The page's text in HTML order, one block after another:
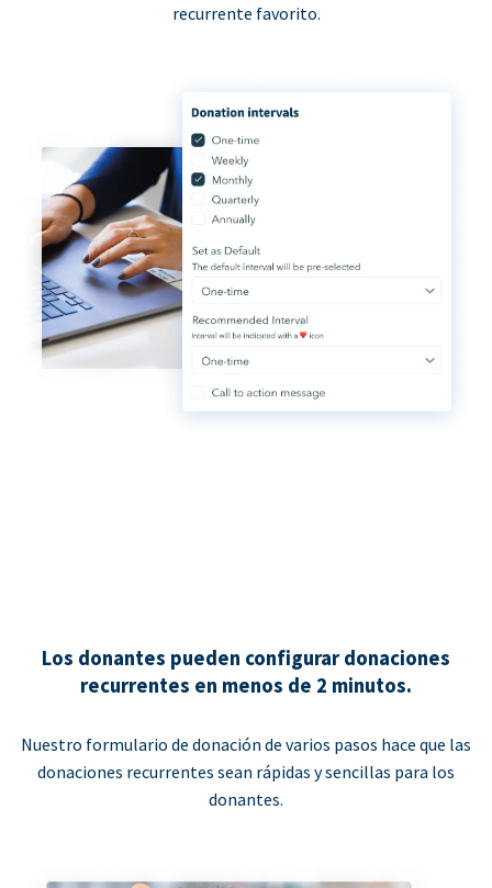
recurrente favorito.
Los donantes pueden configurar donaciones
recurrentes en menos de 2 minutos.
Nuestro formulario de donación de varios pasos hace que las
donaciones recurrentes sean rápidas y sencillas para los
donantes.